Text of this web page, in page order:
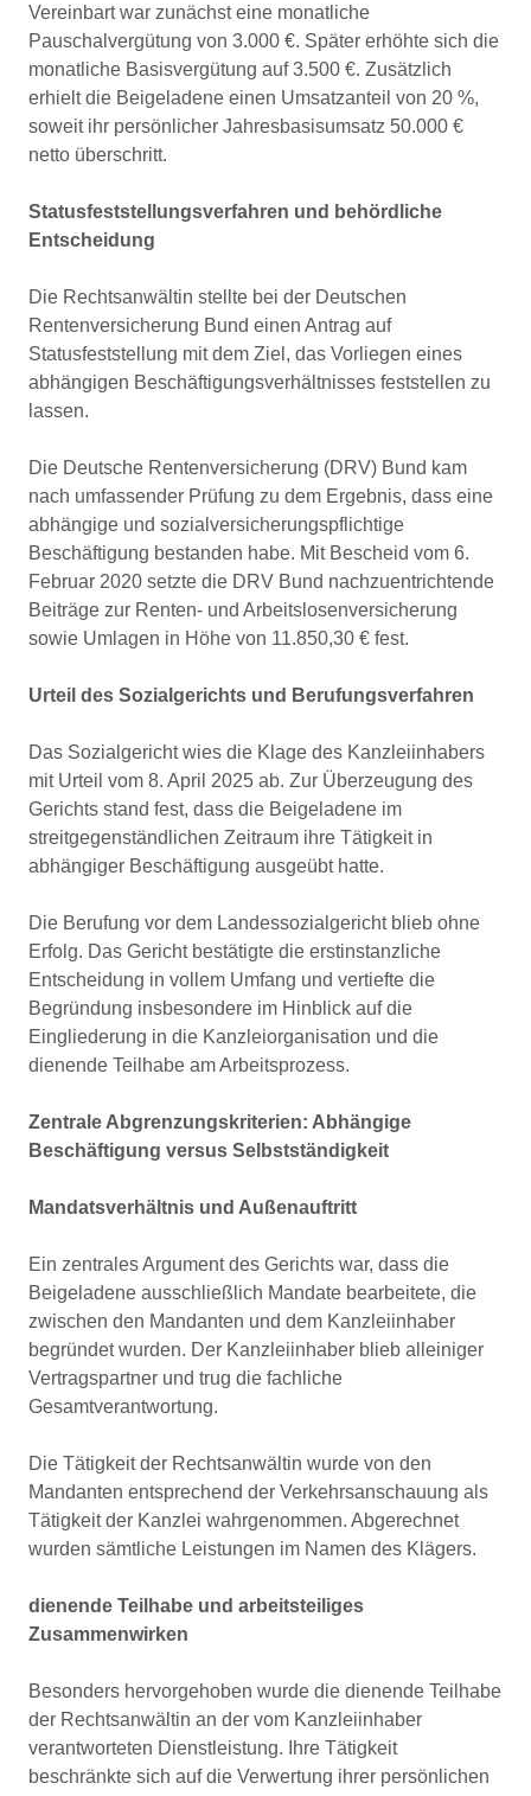
Vereinbart war zunächst eine monatliche
Pauschalvergütung von 3.000 €. Später erhöhte sich die
monatliche Basisvergütung auf 3.500 €. Zusätzlich
erhielt die Beigeladene einen Umsatzanteil von 20 %,
soweit ihr persönlicher Jahresbasisumsatz 50.000 €
netto überschritt.
Statusfeststellungsverfahren und behördliche
Entscheidung
Die Rechtsanwältin stellte bei der Deutschen
Rentenversicherung Bund einen Antrag auf
Statusfeststellung mit dem Ziel, das Vorliegen eines
abhängigen Beschäftigungsverhältnisses feststellen zu
lassen.
Die Deutsche Rentenversicherung (DRV) Bund kam
nach umfassender Prüfung zu dem Ergebnis, dass eine
abhängige und sozialversicherungspflichtige
Beschäftigung bestanden habe. Mit Bescheid vom 6.
Februar 2020 setzte die DRV Bund nachzuentrichtende
Beiträge zur Renten- und Arbeitslosenversicherung
sowie Umlagen in Höhe von 11.850,30 € fest.
Urteil des Sozialgerichts und Berufungsverfahren
Das Sozialgericht wies die Klage des Kanzleiinhabers
mit Urteil vom 8. April 2025 ab. Zur Überzeugung des
Gerichts stand fest, dass die Beigeladene im
streitgegenständlichen Zeitraum ihre Tätigkeit in
abhängiger Beschäftigung ausgeübt hatte.
Die Berufung vor dem Landessozialgericht blieb ohne
Erfolg. Das Gericht bestätigte die erstinstanzliche
Entscheidung in vollem Umfang und vertiefte die
Begründung insbesondere im Hinblick auf die
Eingliederung in die Kanzleiorganisation und die
dienende Teilhabe am Arbeitsprozess.
Zentrale Abgrenzungskriterien: Abhängige
Beschäftigung versus Selbstständigkeit
Mandatsverhältnis und Außenauftritt
Ein zentrales Argument des Gerichts war, dass die
Beigeladene ausschließlich Mandate bearbeitete, die
zwischen den Mandanten und dem Kanzleiinhaber
begründet wurden. Der Kanzleiinhaber blieb alleiniger
Vertragspartner und trug die fachliche
Gesamtverantwortung.
Die Tätigkeit der Rechtsanwältin wurde von den
Mandanten entsprechend der Verkehrsanschauung als
Tätigkeit der Kanzlei wahrgenommen. Abgerechnet
wurden sämtliche Leistungen im Namen des Klägers.
dienende Teilhabe und arbeitsteiliges
Zusammenwirken
Besonders hervorgehoben wurde die dienende Teilhabe
der Rechtsanwältin an der vom Kanzleiinhaber
verantworteten Dienstleistung. Ihre Tätigkeit
beschränkte sich auf die Verwertung ihrer persönlichen